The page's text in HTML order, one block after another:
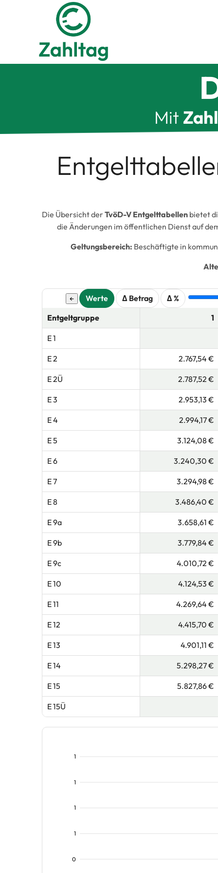
Mit
Die Übersicht derTvöD-V Entgelttabellen bietet
die Änderungen im öffentlichen Dienst auf
Geltungsbereich: Beschäftigte in
← Werte Δ Betrag Δ %
Entgeltgruppe 1
E 1
E 2 2.767,54 €
E 2Ü 2.787,52 €
E 3 2.953,13 €
E 4 2.994,17 €
E 5 3.124,08 €
E 6 3.240,30 €
E 7 3.294,98 €
E 8 3.486,40 €
E 9a 3.658,61 €
E 9b 3.779,84 €
E 9c 4.010,72 €
E 10 4.124,53 €
E 11 4.269,64 €
E 12 4.415,70 €
E 13 4.901,11 €
E 14 5.298,27 €
E 15 5.827,86 €
E 15Ü
0
1
1
1
1